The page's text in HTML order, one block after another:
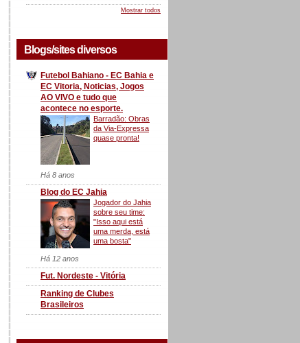
Mostrar todos
Blogs/sites diversos
Futebol Bahiano - EC Bahia e
EC Vitoria, Noticias, Jogos
AO VIVO e tudo que
acontece no esporte.
Barradão: Obras
da Via-Expressa
quase pronta!
Há 8 anos
Blog do EC Jahia
Jogador do Jahia
sobre seu time:
"Isso aqui está
uma merda, está
uma bosta"
Há 12 anos
Fut. Nordeste - Vitória
Ranking de Clubes
Brasileiros